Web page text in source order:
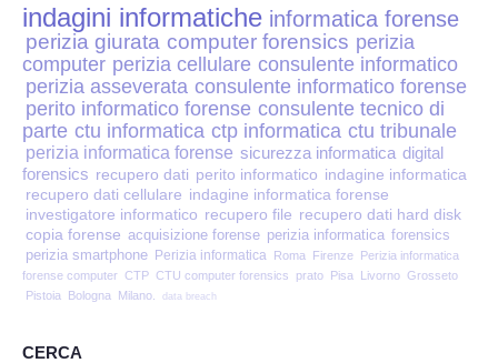
Perizia Stalking
Perizia Cyber Bullismo
Incarichi CTU e CTP
Perizia Centralini PBX e VOIP
Perizia Estimo
Perizia Documento informatico
Perizia Cloud
indagini informatiche informatica forense
perizia giurata computer forensics perizia
computer perizia cellulare consulente informatico
perizia asseverata consulente informatico forense
perito informatico forense consulente tecnico di
parte ctu informatica ctp informatica ctu tribunale
perizia informatica forense sicurezza informatica digital
forensics recupero dati perito informatico indagine informatica
recupero dati cellulare indagine informatica forense
investigatore informatico recupero file recupero dati hard disk
copia forense acquisizione forense perizia informatica forensics
perizia smartphone Perizia informatica Roma Firenze Perizia informatica
forense computer CTP CTU computer forensics prato Pisa Livorno Grosseto
Pistoia
Bologna Milano. data breach
CERCA